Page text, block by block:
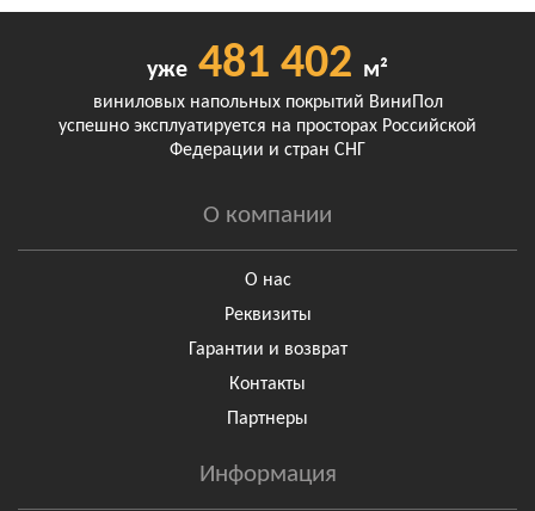
уже 481 402 м²
виниловых напольных покрытий ВиниПол
успешно эксплуатируется на просторах Российской
Федерации и стран СНГ
О компании
О нас
Реквизиты
Гарантии и возврат
Контакты
Партнеры
Информация